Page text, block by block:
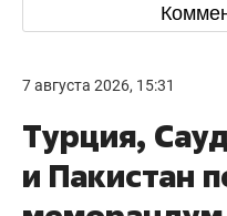
7 августа 2026, 15:31
Турция,
и Пакистан